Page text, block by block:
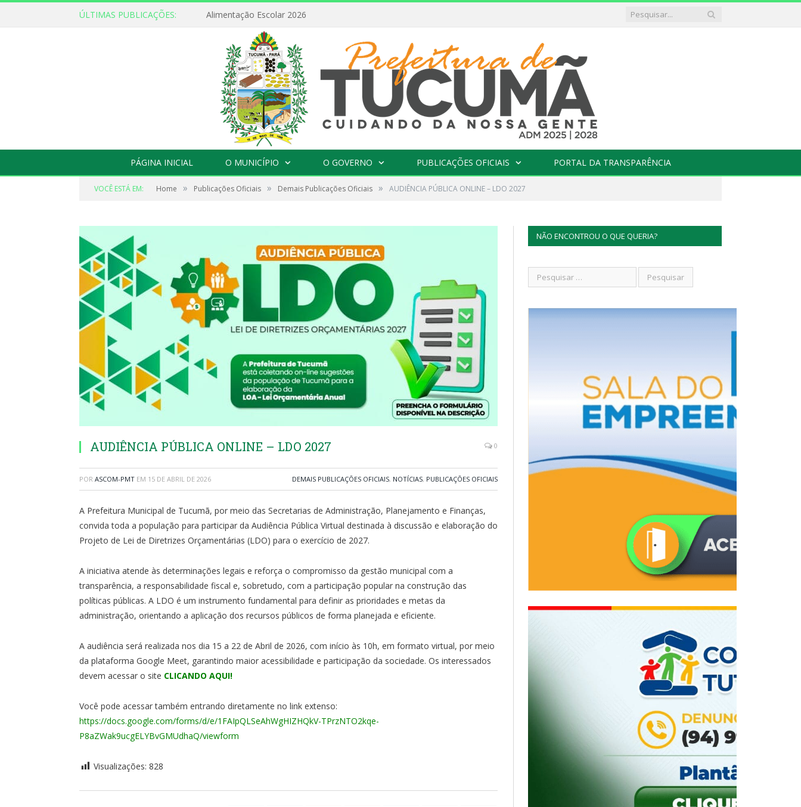
ÚLTIMAS PUBLICAÇÕES: Alimentação Escolar 2026
PÁGINA INICIAL O MUNICÍPIO O GOVERNO PUBLICAÇÕES OFICIAIS PORTAL DA TRANSPARÊNCIA
VOCÊ ESTÁ EM: Home » Publicações Oficiais » Demais Publicações Oficiais » AUDIÊNCIA PÚBLICA ONLINE – LDO 2027
AUDIÊNCIA PÚBLICA ONLINE – LDO 2027 0
POR ASCOM-PMT EM 15 DE ABRIL DE 2026 DEMAIS PUBLICAÇÕES OFICIAIS, NOTÍCIAS, PUBLICAÇÕES OFICIAIS
A Prefeitura Municipal de Tucumã, por meio das Secretarias de Administração, Planejamento e Finanças,
convida toda a população para participar da Audiência Pública Virtual destinada à discussão e elaboração do
Projeto de Lei de Diretrizes Orçamentárias (LDO) para o exercício de 2027.
A iniciativa atende às determinações legais e reforça o compromisso da gestão municipal com a
transparência, a responsabilidade fiscal e, sobretudo, com a participação popular na construção das
políticas públicas. A LDO é um instrumento fundamental para definir as prioridades e metas da
administração, orientando a aplicação dos recursos públicos de forma planejada e eficiente.
A audiência será realizada nos dia 15 a 22 de Abril de 2026, com início às 10h, em formato virtual, por meio
da plataforma Google Meet, garantindo maior acessibilidade e participação da sociedade. Os interessados
devem acessar o site CLICANDO AQUI!
Você pode acessar também entrando diretamente no link extenso:
https://docs.google.com/forms/d/e/1FAIpQLSeAhWgHIZHQkV-TPrzNTO2kqe-
P8aZWak9ucgELYBvGMUdhaQ/viewform
Visualizações: 828
NÃO ENCONTROU O QUE QUERIA?